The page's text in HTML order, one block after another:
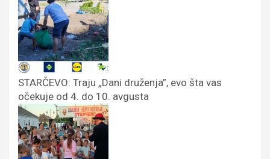
STARČEVO: Traju „Dani druženja”, evo šta vas
očekuje od 4. do 10. avgusta